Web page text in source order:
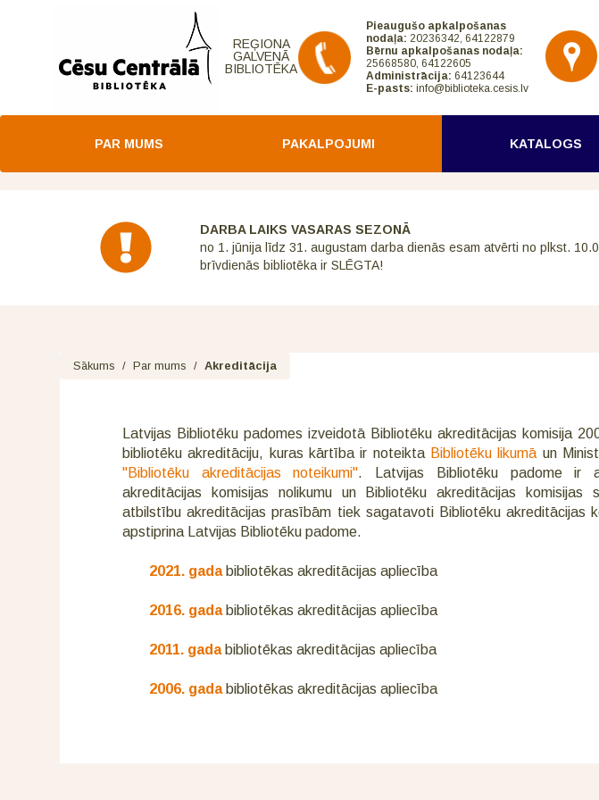
REĢIONA
GALVENĀ
BIBLIOTĒKA
Pieaugušo apkalpošanas
nodaļa: 20236342, 64122879
Bērnu apkalpošanas nodaļa:
25668580, 64122605
Administrācija: 64123644
E-pasts: info@biblioteka.cesis.lv
PAR MUMS PAKALPOJUMI KATALOGS
DARBA LAIKS VASARAS SEZONĀ
no 1. jūnija līdz 31. augustam darba dienās esam atvērti no plkst.
brīvdienās bibliotēka ir SLĒGTA!
Sākums / Par mums / Akreditācija
Latvijas Bibliotēku padomes izveidotā Bibliotēku akreditācijas komisija
bibliotēku akreditāciju, kuras kārtība ir noteikta Bibliotēku likumā un
"Bibliotēku akreditācijas noteikumi". Latvijas Bibliotēku padome ir
akreditācijas komisijas nolikumu un Bibliotēku akreditācijas komisijas
atbilstību akreditācijas prasībām tiek sagatavoti Bibliotēku akreditācijas
apstiprina Latvijas Bibliotēku padome.
2021. gada bibliotēkas akreditācijas apliecība
2016. gadabibliotēkas akreditācijas apliecība
2011. gada bibliotēkas akreditācijas apliecība
2006. gada bibliotēkas akreditācijas apliecība